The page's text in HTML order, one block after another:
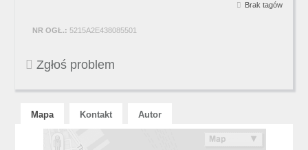
Brak tagów
NR OGŁ.: 5215A2E438085501
Zgłoś problem
Mapa Kontakt Autor